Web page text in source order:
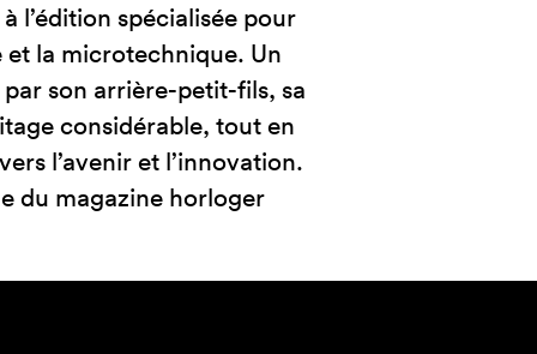
l’édition spécialisée pour
et la microtechnique. Un
son arrière-petit-fils, sa
considérable, tout en
l’avenir et l’innovation.
du magazine horloger